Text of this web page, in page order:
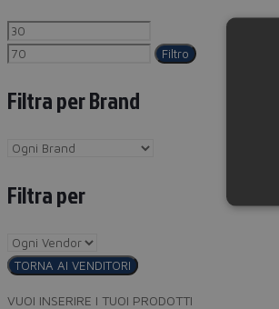
Filtro
Filtra per Brand
Filtra per
TORNA AI VENDITORI
VUOI INSERIRE I TUOI PRODOTTI